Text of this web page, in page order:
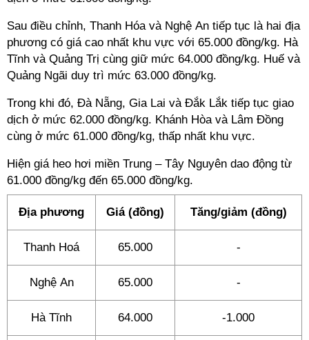
Sau điều chỉnh, Thanh Hóa và Nghệ An tiếp tục là hai địa
phương có giá cao nhất khu vực với 65.000 đồng/kg. Hà
Tĩnh và Quảng Trị cùng giữ mức 64.000 đồng/kg. Huế và
Quảng Ngãi duy trì mức 63.000 đồng/kg.
Trong khi đó, Đà Nẵng, Gia Lai và Đắk Lắk tiếp tục giao
dịch ở mức 62.000 đồng/kg. Khánh Hòa và Lâm Đồng
cùng ở mức 61.000 đồng/kg, thấp nhất khu vực.
Hiện giá heo hơi miền Trung – Tây Nguyên dao động từ
61.000 đồng/kg đến 65.000 đồng/kg.
Địa phương Giá (đồng) Tăng/giảm (đồng)
Thanh Hoá 65.000 -
Nghệ An 65.000 -
Hà Tĩnh 64.000 -1.000